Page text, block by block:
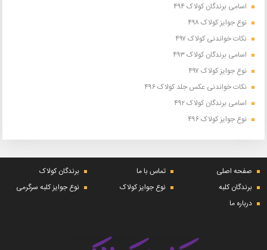
اسامی برندگان کولاک ۴۹۴
نوع جوایز کولاک ۴۹۸
نکات خواندنی کولاک ۴۹۷
اسامی برندگان کولاک ۴۹۳
نوع جوایز کولاک ۴۹۷
نکات خواندنی عکس جلد کولاک ۴۹۶
اسامی برندگان کولاک ۴۹۲
نوع جوایز کولاک ۴۹۶
صفحه اصلی تماس با ما
برندگان کولاک
برندگان کلبه
نوع جوایز کولاک
نوع جوایز کلبه سرگرمی
درباره ما